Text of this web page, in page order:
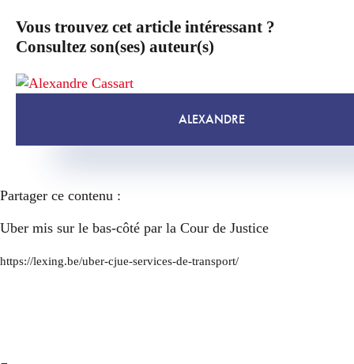
Vous trouvez cet article intéressant ?
Consultez son(ses) auteur(s)
ALEXANDRE
Partager ce contenu :
Uber mis sur le bas-côté par la Cour de Justice
https://lexing.be/uber-cjue-services-de-transport/